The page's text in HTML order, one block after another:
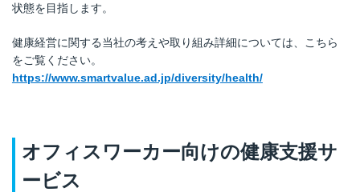
状態を目指します。
健康経営に関する当社の考えや取り組み詳細については、こちら
をご覧ください。
https://www.smartvalue.ad.jp/diversity/health/
オフィスワーカー向けの健康支援サ
ービス